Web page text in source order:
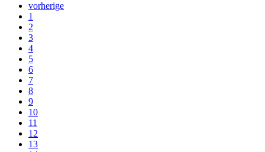
vorherige
1
2
3
4
5
6
7
8
9
10
11
12
13